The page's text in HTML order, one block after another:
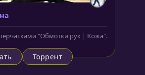
"Обмотки рук | Кожа".
Торрент